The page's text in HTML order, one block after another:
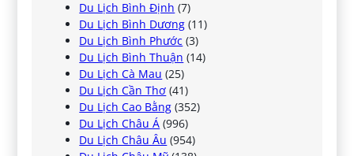
Du Lịch Bình Định (7)
Du Lịch Bình Dương (11)
Du Lịch Bình Phước (3)
Du Lịch Bình Thuận (14)
Du Lịch Cà Mau (25)
Du Lịch Cần Thơ (41)
Du Lịch Cao Bằng (352)
Du Lịch Châu Á (996)
Du Lịch Châu Âu (954)